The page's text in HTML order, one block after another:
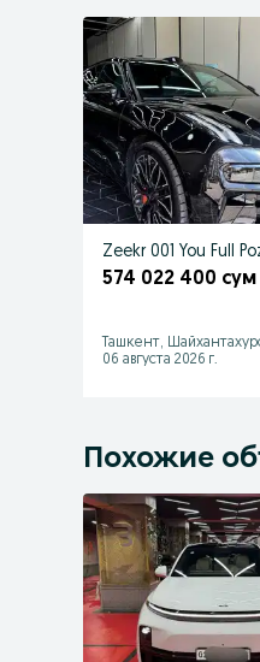
Zeekr 001 You Full
574 022 400 сум
Ташкент,
06 августа 2026 г.
Похожие